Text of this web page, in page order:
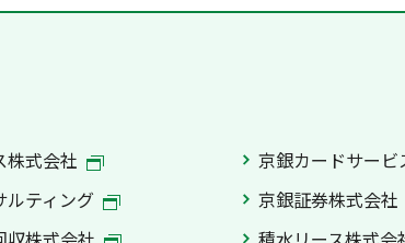
株式会社
京銀カードサービ
ルティング
京銀証券株式会社